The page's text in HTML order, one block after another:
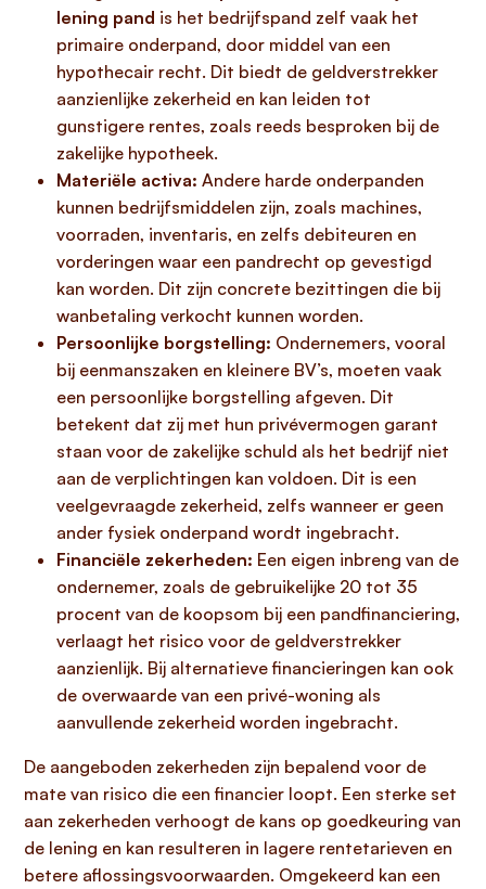
lening pand is het bedrijfspand zelf vaak het
primaire onderpand, door middel van een
hypothecair recht. Dit biedt de geldverstrekker
aanzienlijke zekerheid en kan leiden tot
gunstigere rentes, zoals reeds besproken bij de
zakelijke hypotheek.
Materiële activa: Andere harde onderpanden
kunnen bedrijfsmiddelen zijn, zoals machines,
voorraden, inventaris, en zelfs debiteuren en
vorderingen waar een pandrecht op gevestigd
kan worden. Dit zijn concrete bezittingen die bij
wanbetaling verkocht kunnen worden.
Persoonlijke borgstelling: Ondernemers, vooral
bij eenmanszaken en kleinere BV’s, moeten vaak
een persoonlijke borgstelling afgeven. Dit
betekent dat zij met hun privévermogen garant
staan voor de zakelijke schuld als het bedrijf niet
aan de verplichtingen kan voldoen. Dit is een
veelgevraagde zekerheid, zelfs wanneer er geen
ander fysiek onderpand wordt ingebracht.
Financiële zekerheden: Een eigen inbreng van de
ondernemer, zoals de gebruikelijke 20 tot 35
procent van de koopsom bij een pandfinanciering,
verlaagt het risico voor de geldverstrekker
aanzienlijk. Bij alternatieve financieringen kan ook
de overwaarde van een privé-woning als
aanvullende zekerheid worden ingebracht.
De aangeboden zekerheden zijn bepalend voor de
mate van risico die een financier loopt. Een sterke set
aan zekerheden verhoogt de kans op goedkeuring van
de lening en kan resulteren in lagere rentetarieven en
betere aflossingsvoorwaarden. Omgekeerd kan een